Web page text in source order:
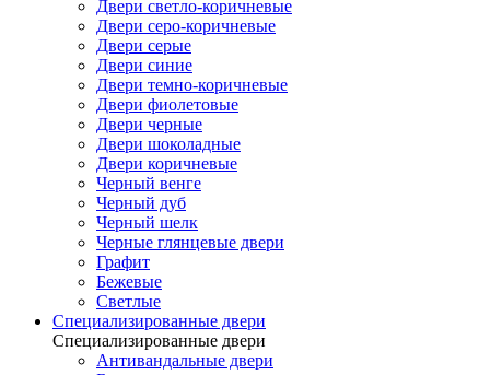
Двери светло-коричневые
Двери серо-коричневые
Двери серые
Двери синие
Двери темно-коричневые
Двери фиолетовые
Двери черные
Двери шоколадные
Двери коричневые
Черный венге
Черный дуб
Черный шелк
Черные глянцевые двери
Графит
Бежевые
Светлые
Специализированные двери
Специализированные двери
Антивандальные двери